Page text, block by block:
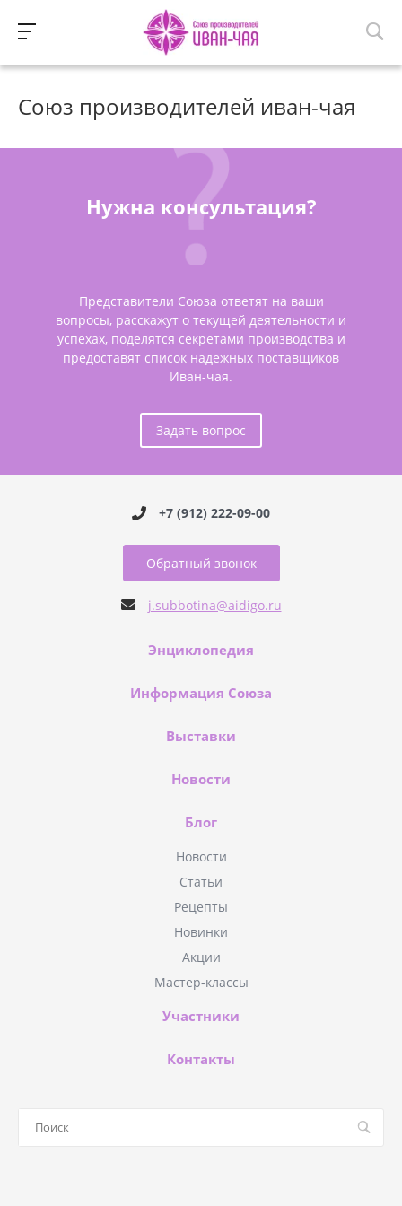
Союз производителей иван-чая
Нужна консультация?
Представители Союза ответят на ваши
вопросы, расскажут о текущей деятельности и
успехах, поделятся секретами производства и
предоставят список надёжных поставщиков
Иван-чая.
Задать вопрос
+7 (912) 222-09-00
Обратный звонок
j.subbotina@aidigo.ru
Энциклопедия
Информация Союза
Выставки
Новости
Блог
Новости
Статьи
Рецепты
Новинки
Акции
Мастер-классы
Участники
Контакты